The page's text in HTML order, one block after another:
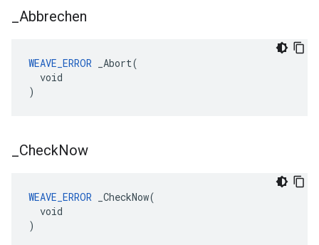
Abbrechen
WEAVE_ERROR _Abort(
  void
)
CheckNow
WEAVE_ERROR _CheckNow(
  void
)